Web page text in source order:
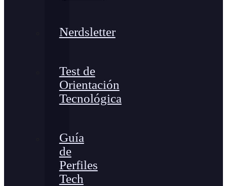
Nerdsletter
Test de
Orientación
Tecnológica
Guía
de
Perfiles
Tech